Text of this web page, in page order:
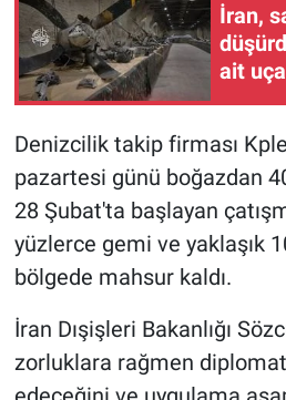
İran,
ait
Denizcilik takip firması
pazartesi günü boğazdan
28 Şubat'ta başlayan
yüzlerce gemi ve yaklaşık
bölgede mahsur kaldı.
İran Dışişleri Bakanlığı
zorluklara rağmen